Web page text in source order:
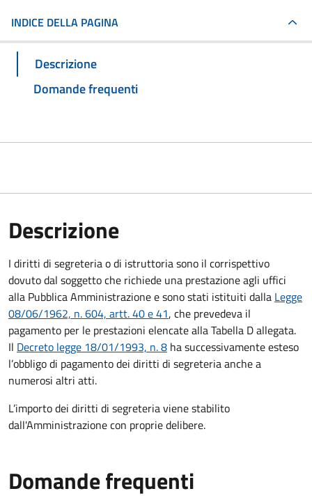
INDICE DELLA PAGINA
Descrizione
Domande frequenti
Descrizione
I diritti di segreteria o di istruttoria sono il corrispettivo
dovuto dal soggetto che richiede una prestazione agli uffici
alla Pubblica Amministrazione e sono stati istituiti dalla Legge
08/06/1962, n. 604, artt. 40 e 41, che prevedeva il
pagamento per le prestazioni elencate alla Tabella D allegata.
Il Decreto legge 18/01/1993, n. 8 ha successivamente esteso
l’obbligo di pagamento dei diritti di segreteria anche a
numerosi altri atti.
L’importo dei diritti di segreteria viene stabilito
dall'Amministrazione con proprie delibere.
Domande frequenti